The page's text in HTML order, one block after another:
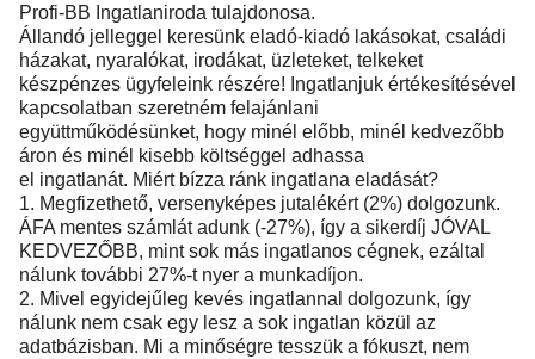
Profi-BB Ingatlaniroda tulajdonosa.
Állandó jelleggel keresünk eladó-kiadó lakásokat, családi
házakat, nyaralókat, irodákat, üzleteket, telkeket
készpénzes ügyfeleink részére! Ingatlanjuk értékesítésével
kapcsolatban szeretném felajánlani
együttműködésünket, hogy minél előbb, minél kedvezőbb
áron és minél kisebb költséggel adhassa
el ingatlanát. Miért bízza ránk ingatlana eladását?
1. Megfizethető, versenyképes jutalékért (2%) dolgozunk.
ÁFA mentes számlát adunk (-27%), így a sikerdíj JÓVAL
KEDVEZŐBB, mint sok más ingatlanos cégnek, ezáltal
nálunk további 27%-t nyer a munkadíjon.
2. Mivel egyidejűleg kevés ingatlannal dolgozunk, így
nálunk nem csak egy lesz a sok ingatlan közül az
adatbázisban. Mi a minőségre tesszük a fókuszt, nem